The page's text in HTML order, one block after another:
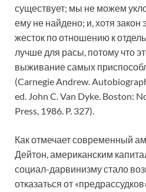
существует; мы не можем
ему не найдено; и, хотя закон
жесток по отношению к
лучше для расы, потому что
выживание самых
(Carnegie Andrew.
ed. John C. Van Dyke. Boston:
Press, 1986. P. 327).
Как отмечает современный
Дейтон, американским
социал-дарвинизму стало
отказаться от